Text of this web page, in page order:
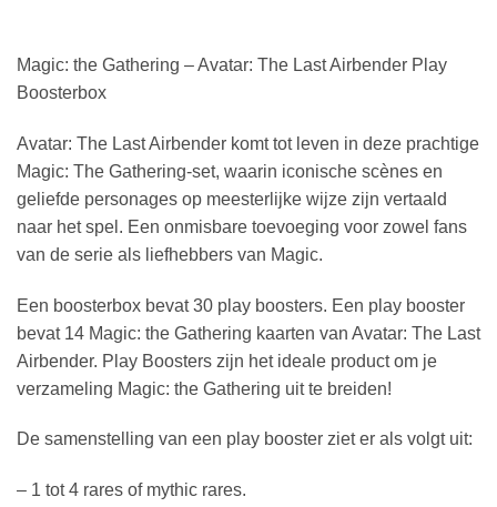
Magic: the Gathering – Avatar: The Last Airbender Play
Boosterbox
Avatar: The Last Airbender komt tot leven in deze prachtige
Magic: The Gathering-set, waarin iconische scènes en
geliefde personages op meesterlijke wijze zijn vertaald
naar het spel. Een onmisbare toevoeging voor zowel fans
van de serie als liefhebbers van Magic.
Een boosterbox bevat 30 play boosters. Een play booster
bevat 14 Magic: the Gathering kaarten van Avatar: The Last
Airbender. Play Boosters zijn het ideale product om je
verzameling Magic: the Gathering uit te breiden!
De samenstelling van een play booster ziet er als volgt uit:
– 1 tot 4 rares of mythic rares.